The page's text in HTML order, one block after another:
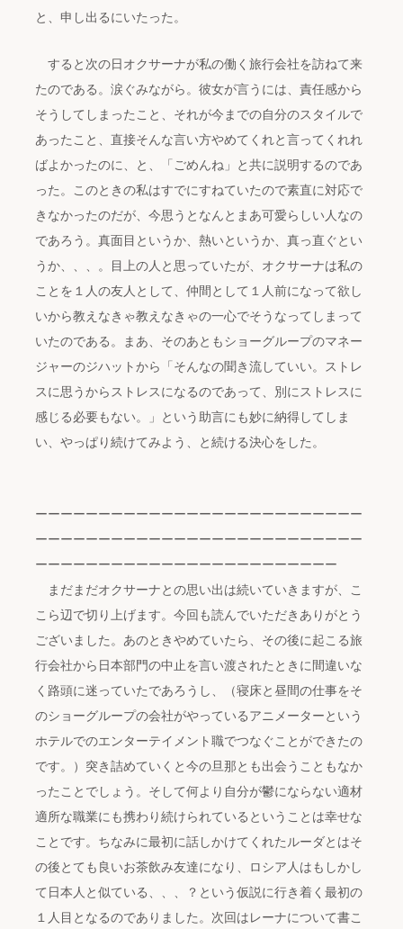
と、申し出るにいたった。
すると次の日オクサーナが私の働く旅行会社を訪ねて来
たのである。涙ぐみながら。彼女が言うには、責任感から
そうしてしまったこと、それが今までの自分のスタイルで
あったこと、直接そんな言い方やめてくれと言ってくれれ
ばよかったのに、と、「ごめんね」と共に説明するのであ
った。このときの私はすでにすねていたので素直に対応で
きなかったのだが、今思うとなんとまあ可愛らしい人なの
であろう。真面目というか、熱いというか、真っ直ぐとい
うか、、、。目上の人と思っていたが、オクサーナは私の
ことを１人の友人として、仲間として１人前になって欲し
いから教えなきゃ教えなきゃの一心でそうなってしまって
いたのである。まあ、そのあともショーグループのマネー
ジャーのジハットから「そんなの聞き流していい。ストレ
スに思うからストレスになるのであって、別にストレスに
感じる必要もない。」という助言にも妙に納得してしま
い、やっぱり続けてみよう、と続ける決心をした。
ーーーーーーーーーーーーーーーーーーーーーーーーーー
ーーーーーーーーーーーーーーーーーーーーーーーーーー
ーーーーーーーーーーーーーーーーーーーーーーーー
まだまだオクサーナとの思い出は続いていきますが、こ
こら辺で切り上げます。今回も読んでいただきありがとう
ございました。あのときやめていたら、その後に起こる旅
行会社から日本部門の中止を言い渡されたときに間違いな
く路頭に迷っていたであろうし、（寝床と昼間の仕事をそ
のショーグループの会社がやっているアニメーターという
ホテルでのエンターテイメント職でつなぐことができたの
です。）突き詰めていくと今の旦那とも出会うこともなか
ったことでしょう。そして何より自分が鬱にならない適材
適所な職業にも携わり続けられているということは幸せな
ことです。ちなみに最初に話しかけてくれたルーダとはそ
の後とても良いお茶飲み友達になり、ロシア人はもしかし
て日本人と似ている、、、？という仮説に行き着く最初の
１人目となるのでありました。次回はレーナについて書こ